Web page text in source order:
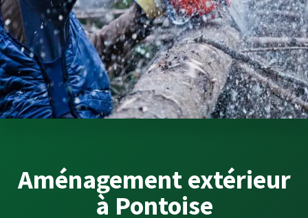
Aménagement extérieur
à Pontoise